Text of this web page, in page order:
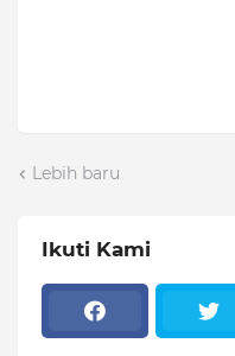
Lebih baru
Ikuti Kami